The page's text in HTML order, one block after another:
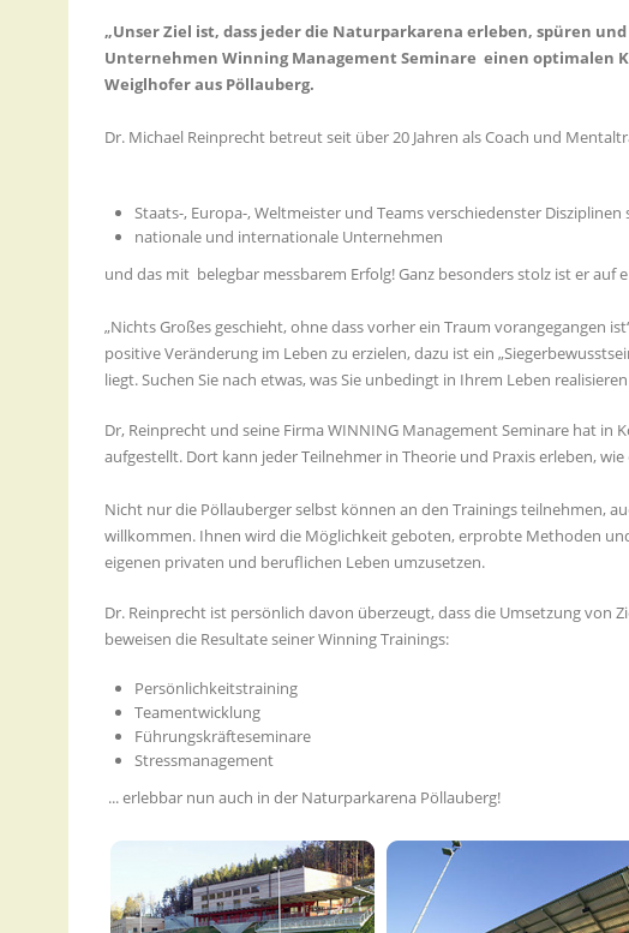
„Unser Ziel ist, dass jeder die Naturparkarena erleben, spüren
Unternehmen Winning Management Seminare einen optimalen
Weiglhofer aus Pöllauberg.
Dr. Michael Reinprecht betreut seit über 20 Jahren als Coach und
Staats-, Europa-, Weltmeister und Teams verschiedenster Disziplinen
nationale und internationale Unternehmen
und das mit belegbar messbarem Erfolg! Ganz besonders stolz ist er auf
„Nichts Großes geschieht, ohne dass vorher ein Traum vorangegangen
positive Veränderung im Leben zu erzielen, dazu ist ein
liegt. Suchen Sie nach etwas, was Sie unbedingt in Ihrem Leben
Dr, Reinprecht und seine Firma WINNING Management Seminare hat
aufgestellt. Dort kann jeder Teilnehmer in Theorie und Praxis erleben,
Nicht nur die Pöllauberger selbst können an den Trainings teilnehmen,
willkommen. Ihnen wird die Möglichkeit geboten, erprobte Methoden
eigenen privaten und beruflichen Leben umzusetzen.
Dr. Reinprecht ist persönlich davon überzeugt, dass die Umsetzung
beweisen die Resultate seiner Winning Trainings:
Persönlichkeitstraining
Teamentwicklung
Führungskräfteseminare
Stressmanagement
... erlebbar nun auch in der Naturparkarena Pöllauberg!